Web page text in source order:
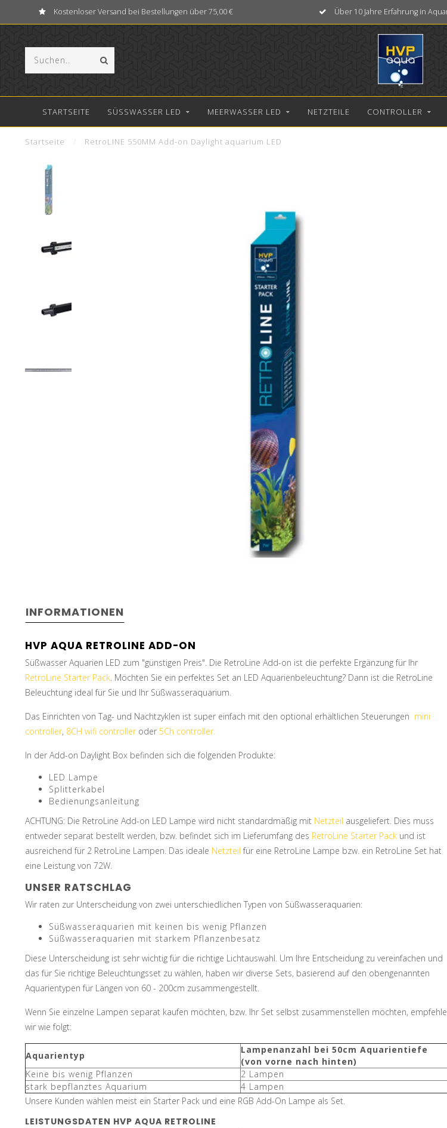
Kostenloser Versand bei Bestellungen über 75,00 € Über 10 Jahre Erfahrung in
STARTSEITE SÜSSWASSER LED MEERWASSER LED NETZTEILE CONTROLLER
Startseite RetroLINE 550MM Add-on Daylight aquarium LED
INFORMATIONEN
HVP AQUA RETROLINE ADD-ON
Süßwasser Aquarien LED zum "günstigen Preis". Die RetroLine Add-on ist die perfekte Ergänzung für Ihr
RetroLine Starter Pack . Möchten Sie ein perfektes Set an LED Aquarienbeleuchtung? Dann ist die RetroLine
Beleuchtung ideal für Sie und Ihr Süßwasseraquarium.
Das Einrichten von Tag- und Nachtzyklen ist super einfach mit den optional erhältlichen Steuerungen mini
controller, 8CH wifi controlleroder 5Ch controller.
In der Add-on Daylight Box befinden sich die folgenden Produkte:
LED Lampe
Splitterkabel
Bedienungsanleitung
ACHTUNG: Die RetroLine Add-on LED Lampe wird nicht standardmäßig mit Netzteil ausgeliefert. Dies muss
entweder separat bestellt werden, bzw. befindet sich im Lieferumfang des RetroLine Starter Pack und ist
ausreichend für 2 RetroLine Lampen. Das ideale Netzteil für eine RetroLine Lampe bzw. ein RetroLine Set hat
eine Leistung von 72W.
UNSER RATSCHLAG
Wir raten zur Unterscheidung von zwei unterschiedlichen Typen von Süßwasseraquarien:
Süßwasseraquarien mit keinen bis wenig Pflanzen
Süßwasseraquarien mit starkem Pflanzenbesatz
Diese Unterscheidung ist sehr wichtig für die richtige Lichtauswahl. Um Ihre Entscheidung zu vereinfachen und
das für Sie richtige Beleuchtungsset zu wählen, haben wir diverse Sets, basierend auf den obengenannten
Aquarientypen für Längen von 60 - 200cm zusammengestellt.
Wenn Sie einzelne Lampen separat kaufen möchten, bzw. Ihr Set selbst zusammenstellen möchten,
wir wie folgt:
Aquarientyp
Lampenanzahl bei 50cm Aquarientiefe
(von vorne nach hinten)
Keine bis wenig Pflanzen
2 Lampen
stark bepflanztes Aquarium
4 Lampen
Unsere Kunden wählen meist ein Starter Pack und eine RGB Add-On Lampe als Set.
LEISTUNGSDATEN HVP AQUA RETROLINE